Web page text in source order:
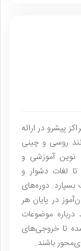
پیشرو در ارائه
روسی و چینی
نوین آموزشی و
لغات دشوار و
دوره‌های
در پایان هر
درباره موضوعات
تا خروجی‌های
باشند.